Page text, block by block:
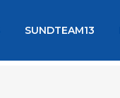
SUNDTEAM13